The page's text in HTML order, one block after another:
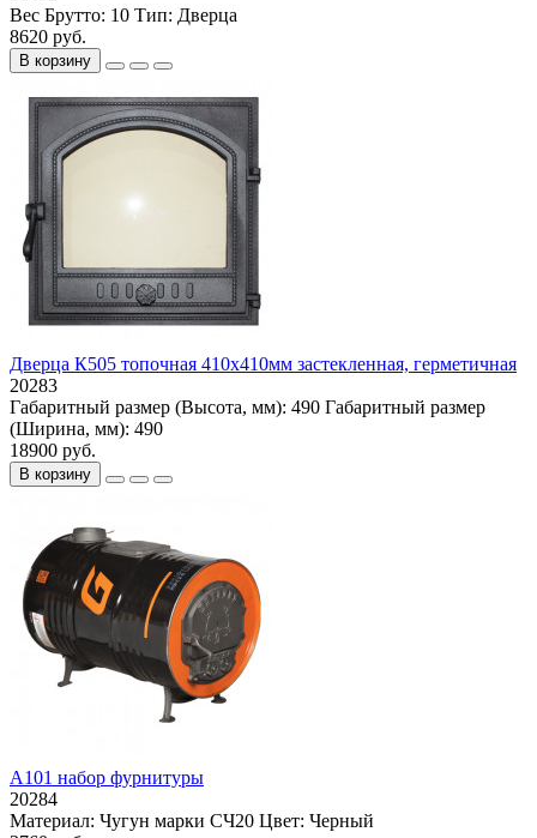
Вес Брутто: 10 Тип: Дверца
8620 руб.
В корзину
Дверца К505 топочная 410х410мм застекленная, герметичная
20283
Габаритный размер (Высота, мм): 490 Габаритный размер
(Ширина, мм): 490
18900 руб.
В корзину
A101 набор фурнитуры
20284
Материал: Чугун марки СЧ20 Цвет: Черный